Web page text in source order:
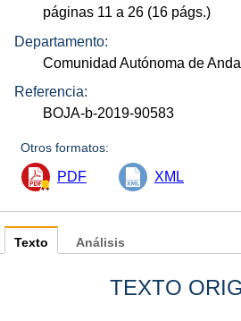
páginas 11 a 26 (16 págs.)
Departamento:
Comunidad Autónoma de
Referencia:
BOJA-b-2019-90583
Otros formatos:
PDF XML
Texto
TEXTO
Análisis